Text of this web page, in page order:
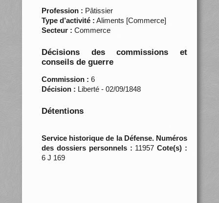
Profession : Pâtissier
Type d’activité : Aliments [Commerce]
Secteur : Commerce
Décisions des commissions et
conseils de guerre
Commission : 6
Décision : Liberté - 02/09/1848
Détentions
Service historique de la Défense. Numéros
des dossiers personnels : 11957Cote(s) :
6 J 169